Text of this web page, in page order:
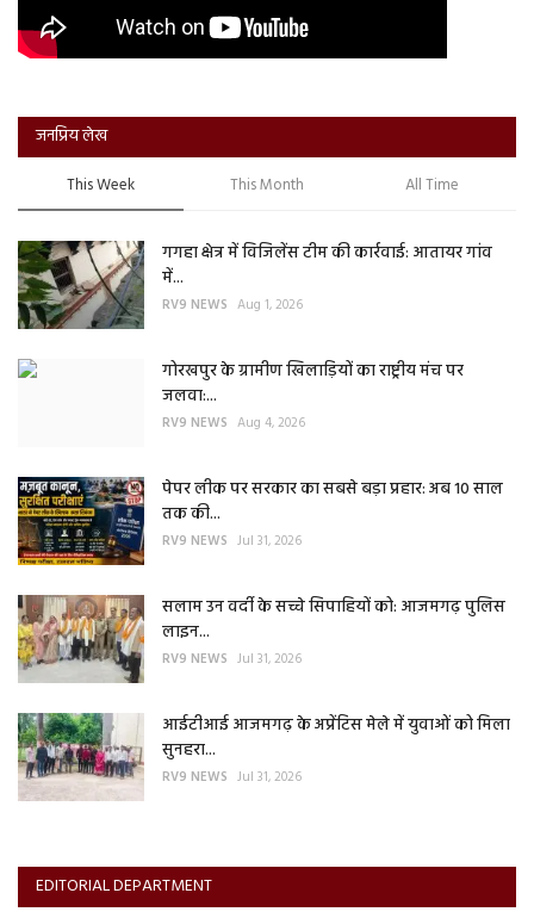
जनप्रिय लेख
This Week This Month All Time
गगहा क्षेत्र में विजिलेंस टीम की कार्रवाई: आतायर गांव
में...
RV9 NEWS Aug 1, 2026
गोरखपुर के ग्रामीण खिलाड़ियों का राष्ट्रीय मंच पर
जलवा:...
RV9 NEWS Aug 4, 2026
पेपर लीक पर सरकार का सबसे बड़ा प्रहार: अब 10 साल
तक की...
RV9 NEWS Jul 31, 2026
सलाम उन वर्दी के सच्चे सिपाहियों को: आजमगढ़ पुलिस
लाइन...
RV9 NEWS Jul 31, 2026
आईटीआई आजमगढ़ के अप्रेंटिस मेले में युवाओं को मिला
सुनहरा...
RV9 NEWS Jul 31, 2026
EDITORIAL DEPARTMENT